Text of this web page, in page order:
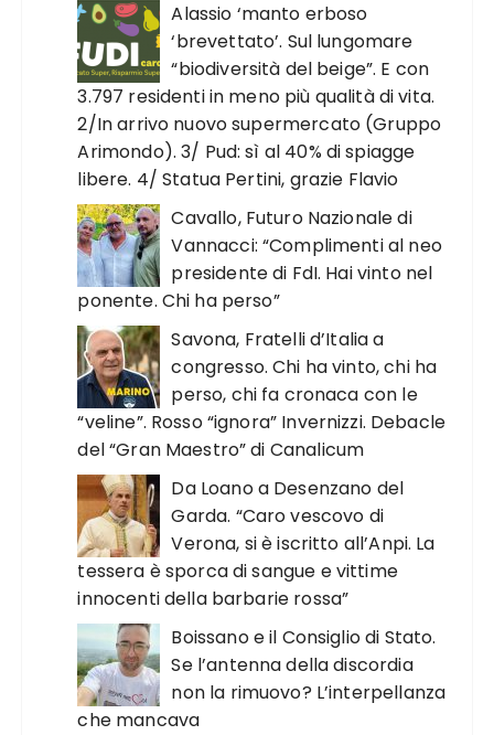
Alassio ‘manto erboso
‘brevettato’. Sul lungomare
“biodiversità del beige”. E con
3.797 residenti in meno più qualità di vita.
2/In arrivo nuovo supermercato (Gruppo
Arimondo). 3/ Pud: sì al 40% di spiagge
libere. 4/ Statua Pertini, grazie Flavio
Cavallo, Futuro Nazionale di
Vannacci: “Complimenti al neo
presidente di FdI. Hai vinto nel
ponente. Chi ha perso”
Savona, Fratelli d’Italia a
congresso. Chi ha vinto, chi ha
perso, chi fa cronaca con le
“veline”. Rosso “ignora” Invernizzi. Debacle
del “Gran Maestro” di Canalicum
Da Loano a Desenzano del
Garda. “Caro vescovo di
Verona, si è iscritto all’Anpi. La
tessera è sporca di sangue e vittime
innocenti della barbarie rossa”
Boissano e il Consiglio di Stato.
Se l’antenna della discordia
non la rimuovo? L’interpellanza
che mancava